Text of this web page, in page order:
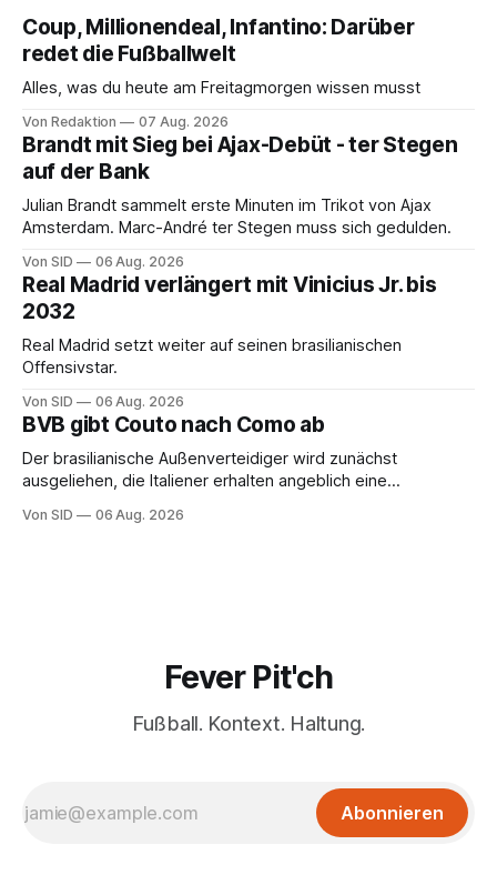
Coup, Millionendeal, Infantino: Darüber
redet die Fußballwelt
Alles, was du heute am Freitagmorgen wissen musst
Von Redaktion 07 Aug. 2026
Brandt mit Sieg bei Ajax-Debüt - ter Stegen
auf der Bank
Julian Brandt sammelt erste Minuten im Trikot von Ajax
Amsterdam. Marc-André ter Stegen muss sich gedulden.
Von SID 06 Aug. 2026
Real Madrid verlängert mit Vinicius Jr. bis
2032
Real Madrid setzt weiter auf seinen brasilianischen
Offensivstar.
Von SID 06 Aug. 2026
BVB gibt Couto nach Como ab
Der brasilianische Außenverteidiger wird zunächst
ausgeliehen, die Italiener erhalten angeblich eine
Von SID 06 Aug. 2026
Fever Pit'ch
Fußball. Kontext. Haltung.
Abonnieren